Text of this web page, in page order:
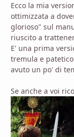
Ecco la mia
ottimizzata a
glorioso" sul
riuscito a
E' una prima
tremula e
avuto un po' di
Se anche a voi